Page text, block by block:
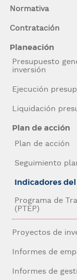
contexto
Normativa
Contratación
Planeación
Presupuesto
inversión
Ejecución
Liquidación
Plan de acción
Plan de acción
Seguimiento
Indicadores
Programa de
(PTEP)
Proyectos de
Informes de
Informes de